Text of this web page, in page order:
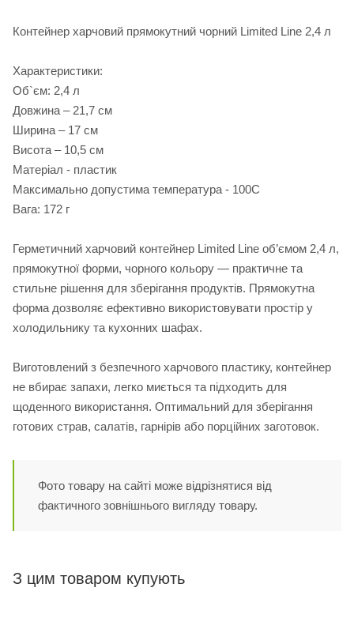
Контейнер харчовий прямокутний чорний Limited Linе 2,4 л
Характеристики:
Об`єм: 2,4 л
Довжина – 21,7 см
Ширина – 17 см
Висота – 10,5 см
Матеріал - пластик
Максимально допустима температура - 100С
Вага: 172 г
Герметичний харчовий контейнер Limited Line об’ємом 2,4 л,
прямокутної форми, чорного кольору — практичне та
стильне рішення для зберігання продуктів. Прямокутна
форма дозволяє ефективно використовувати простір у
холодильнику та кухонних шафах.
Виготовлений з безпечного харчового пластику, контейнер
не вбирає запахи, легко миється та підходить для
щоденного використання. Оптимальний для зберігання
готових страв, салатів, гарнірів або порційних заготовок.
Фото товару на сайті може відрізнятися від
фактичного зовнішнього вигляду товару.
З цим товаром купують